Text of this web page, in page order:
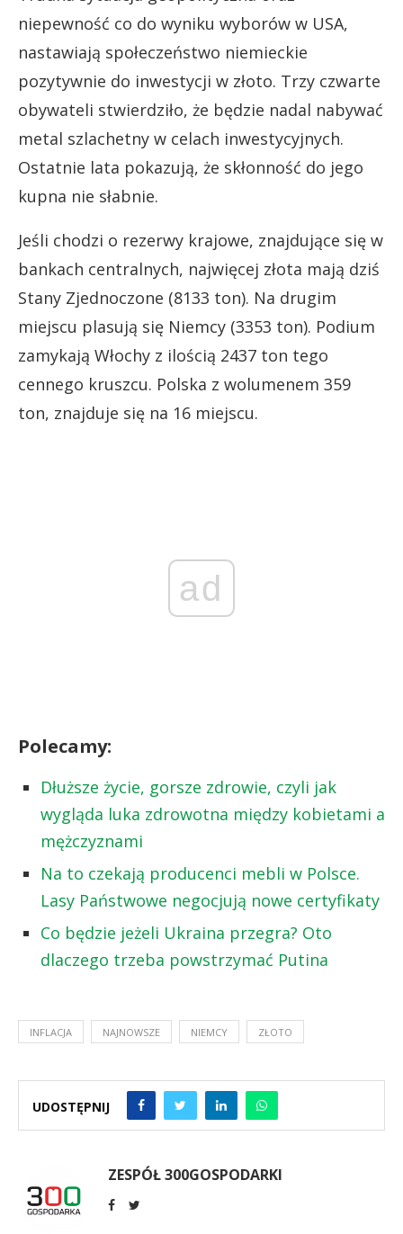
niepewność co do wyniku wyborów w USA,
nastawiają społeczeństwo niemieckie
pozytywnie do inwestycji w złoto. Trzy czwarte
obywateli stwierdziło, że będzie nadal nabywać
metal szlachetny w celach inwestycyjnych.
Ostatnie lata pokazują, że skłonność do jego
kupna nie słabnie.
Jeśli chodzi o rezerwy krajowe, znajdujące się w
bankach centralnych, najwięcej złota mają dziś
Stany Zjednoczone (8133 ton). Na drugim
miejscu plasują się Niemcy (3353 ton). Podium
zamykają Włochy z ilością 2437 ton tego
cennego kruszcu. Polska z wolumenem 359
ton, znajduje się na 16 miejscu.
ad
Polecamy:
Dłuższe życie, gorsze zdrowie, czyli jak
wygląda luka zdrowotna między kobietami a
mężczyznami
Na to czekają producenci mebli w Polsce.
Lasy Państwowe negocjują nowe certyfikaty
Co będzie jeżeli Ukraina przegra? Oto
dlaczego trzeba powstrzymać Putina
INFLACJA NAJNOWSZE NIEMCY ZŁOTO
UDOSTĘPNIJ
ZESPÓŁ 300GOSPODARKI